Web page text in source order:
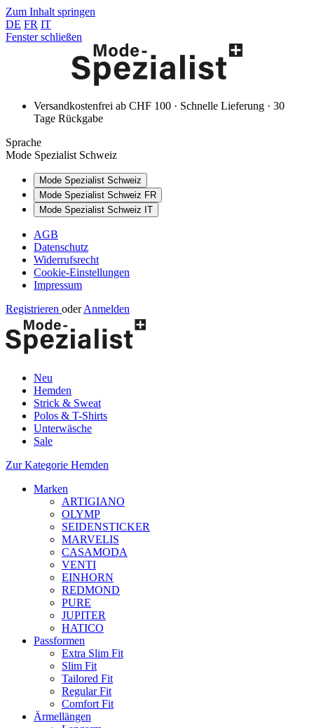
Zum Inhalt springen
DE FR IT
Fenster schließen
Versandkostenfrei ab CHF 100 · Schnelle Lieferung · 30
Tage Rückgabe
Sprache
Mode Spezialist Schweiz
Mode Spezialist Schweiz
Mode Spezialist Schweiz FR
Mode Spezialist Schweiz IT
AGB
Datenschutz
Widerrufsrecht
Cookie-Einstellungen
Impressum
Registrieren oder Anmelden
Neu
Hemden
Strick & Sweat
Polos & T-Shirts
Unterwäsche
Sale
Zur Kategorie Hemden
Marken
ARTIGIANO
OLYMP
SEIDENSTICKER
MARVELIS
CASAMODA
VENTI
EINHORN
REDMOND
PURE
JUPITER
HATICO
Passformen
Extra Slim Fit
Slim Fit
Tailored Fit
Regular Fit
Comfort Fit
Ärmellängen